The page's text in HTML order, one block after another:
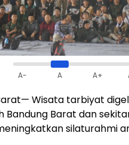
A- A A+
— Wisata tarbiyat
Bandung Barat dan
silaturahmi